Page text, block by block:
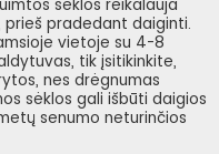
sėklos reikalauja
pradedant daiginti.
vietoje su 4-8
tik įsitikinkite,
nes drėgnumas
sėklos gali išbūti daigios
senumo neturinčios